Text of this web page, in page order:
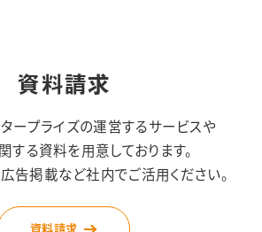
資料請求
ープライズの運営するサービスや
する資料を用意しております。
告掲載など社内でご活用ください。